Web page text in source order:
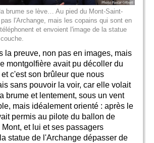
brume se lève… Au pied du Mont-Saint-
l'Archange, mais les copains qui sont en
et envoient l'image de la statue
la preuve, non pas en images, mais
montgolfière avait pu décoller du
c'est son brûleur que nous
sans pouvoir la voir, car elle volait
brume et lentement, sous un vent
mais idéalement orienté : après le
permis au pilote du ballon de
et lui et ses passagers
statue de l'Archange dépasser de